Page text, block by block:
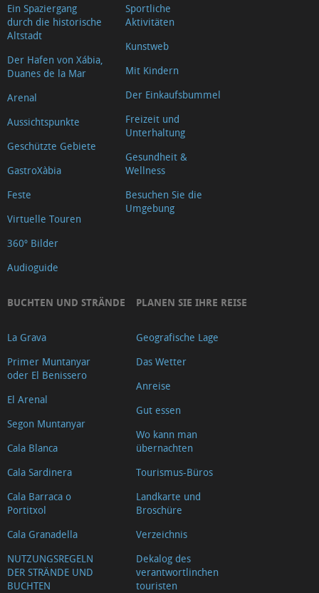
Ein Spaziergang
durch die historische
Altstadt
Der Hafen von Xábia,
Duanes de la Mar
Arenal
Aussichtspunkte
Geschützte Gebiete
GastroXàbia
Feste
Virtuelle Touren
360º Bilder
Audioguide
Sportliche
Aktivitäten
Kunstweb
Mit Kindern
Der Einkaufsbummel
Freizeit und
Unterhaltung
Gesundheit &
Wellness
Besuchen Sie die
Umgebung
BUCHTEN UND STRÄNDE
La Grava
Primer Muntanyar
oder El Benissero
El Arenal
Segon Muntanyar
Cala Blanca
Cala Sardinera
Cala Barraca o
Portitxol
Cala Granadella
NUTZUNGSREGELN
DER STRÄNDE UND
BUCHTEN
PLANEN SIE IHRE REISE
Geografische Lage
Das Wetter
Anreise
Gut essen
Wo kann man
übernachten
Tourismus-Büros
Landkarte und
Broschüre
Verzeichnis
Dekalog des
verantwortlinchen
touristen